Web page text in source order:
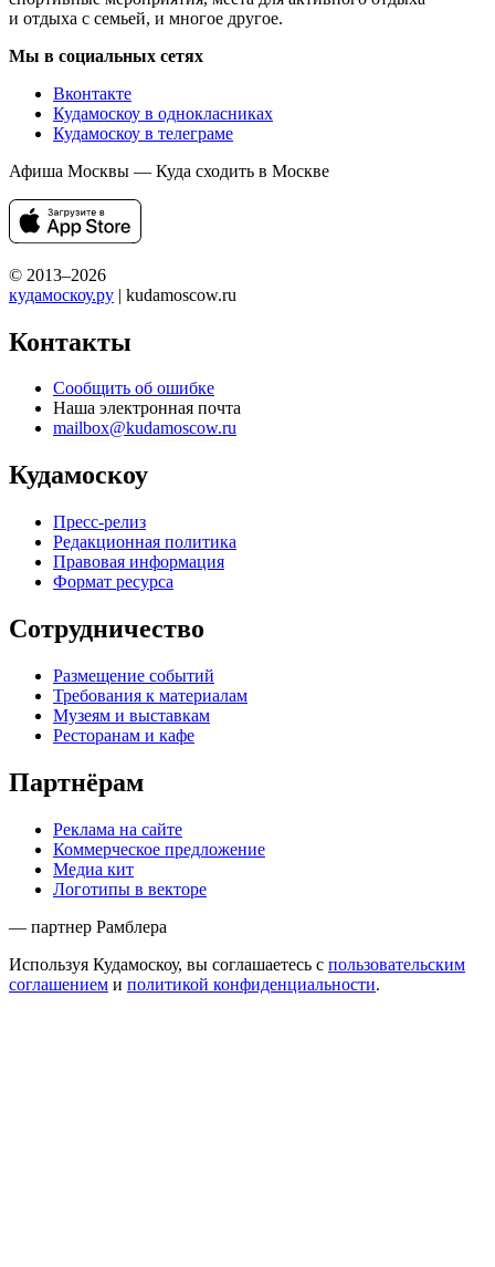
и отдыха с семьей, и многое другое.
Мы в социальных сетях
Вконтакте
Кудамоскоу в однокласниках
Кудамоскоу в телеграме
Афиша Москвы — Куда сходить в Москве
© 2013–2026
кудамоскоу.ру | kudamoscow.ru
Контакты
Сообщить об ошибке
Наша электронная почта
mailbox@kudamoscow.ru
Кудамоскоу
Пресс-релиз
Редакционная политика
Правовая информация
Формат ресурса
Сотрудничество
Размещение событий
Требования к материалам
Музеям и выставкам
Ресторанам и кафе
Партнёрам
Реклама на сайте
Коммерческое предложение
Медиа кит
Логотипы в векторе
— партнер Рамблера
Используя Кудамоскоу, вы соглашаетесь с пользовательским
соглашением и политикой конфиденциальности.